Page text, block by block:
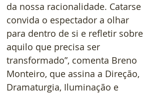
da nossa racionalidade. Catarse
convida o espectador a olhar
para dentro de si e refletir sobre
aquilo que precisa ser
transformado”, comenta Breno
Monteiro, que assina a Direção,
Dramaturgia, Iluminação e